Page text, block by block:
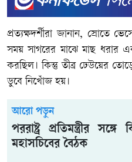
প্রত্যক্ষদর্শীরা জানান, স্রোতে
সময় সাগরের মাঝে মাছ ধরার
করছিল। কিন্তু তীব্র ঢেউয়ের
ডুবে নিখোঁজ হয়।
আরো পড়ুন
পররাষ্ট্র প্রতিমন্ত্রীর সঙ্গে
মহাসচিবের বৈঠক